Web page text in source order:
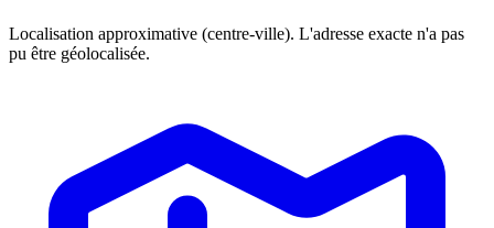
Localisation approximative (centre-ville). L'adresse exacte n'a pas
pu être géolocalisée.